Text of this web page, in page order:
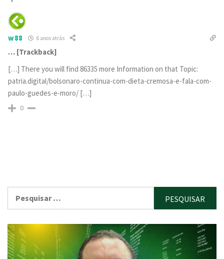
w88 6 anos atrás
… [Trackback]
[…] There you will find 86335 more Information on that Topic:
patria.digital/bolsonaro-continua-com-dieta-cremosa-e-fala-com-
paulo-guedes-e-moro/ […]
0
por: